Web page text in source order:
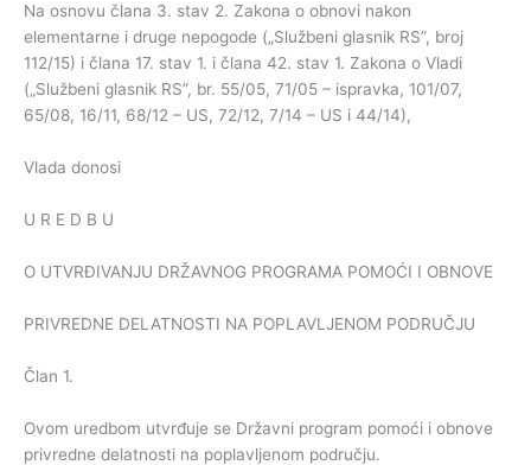
Na osnovu člana 3. stav 2. Zakona o obnovi nakon
elementarne i druge nepogode („Službeni glasnik RS”, broj
112/15) i člana 17. stav 1. i člana 42. stav 1. Zakona o Vladi
(„Službeni glasnik RS”, br. 55/05, 71/05 – ispravka, 101/07,
65/08, 16/11, 68/12 – US, 72/12, 7/14 – US i 44/14),
Vlada donosi
U R E D B U
O UTVRĐIVANJU DRŽAVNOG PROGRAMA POMOĆI I OBNOVE
PRIVREDNE DELATNOSTI NA POPLAVLJENOM PODRUČJU
Član 1.
Ovom uredbom utvrđuje se Državni program pomoći i obnove
privredne delatnosti na poplavljenom području.